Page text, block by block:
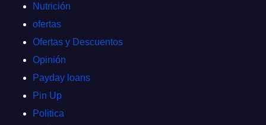
Nutrición
ofertas
Ofertas y Descuentos
Opinión
Payday loans
Pin Up
Politica